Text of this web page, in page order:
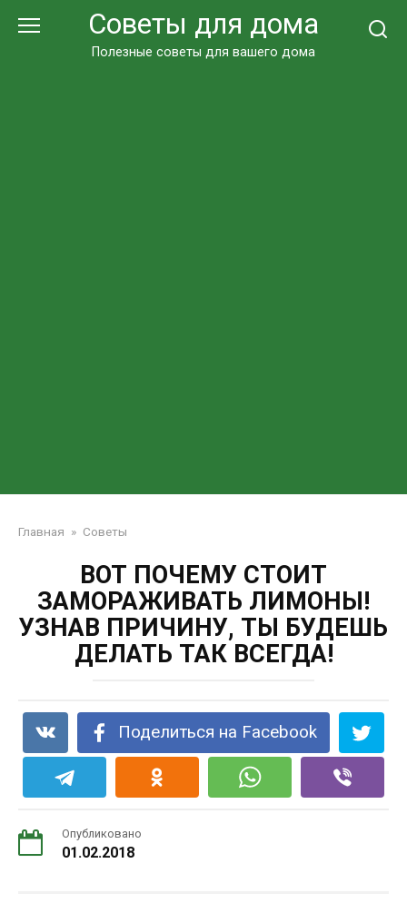
Советы для дома
Полезные советы для вашего дома
Главная » Советы
ВОТ ПОЧЕМУ СТОИТ
ЗАМОРАЖИВАТЬ ЛИМОНЫ!
УЗНАВ ПРИЧИНУ, ТЫ БУДЕШЬ
ДЕЛАТЬ ТАК ВСЕГДА!
Поделиться на Facebook
Опубликовано
01.02.2018